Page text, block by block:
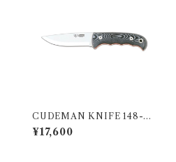
CUDEMAN KNIFE 148-M
*（MOVA）
¥17,600